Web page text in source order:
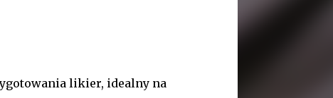
likier, idealny na